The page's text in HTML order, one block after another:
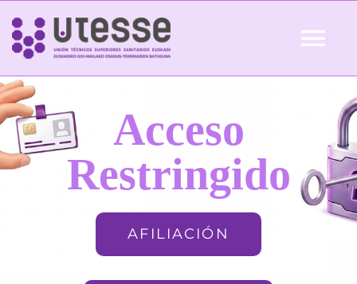
Skip
content
Inicio
QUIÉNES SOMOS Acceso
Restringido
AFILIACIÓN